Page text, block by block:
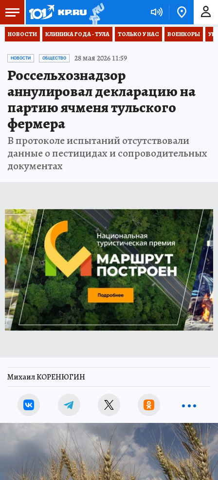
НОВОСТИ КЛИНИКА ГОДА - ТУЛА ТОЛЬКО У НАС ВОЕНКОРЫ
НОВОСТИ ОБЩЕСТВО 28 мая 2026 11:59
Россельхознадзор
аннулировал декларацию на
партию ячменя тульского
фермера
В протоколе испытаний отсутствовали
данные о пестицидах и сопроводительных
документах
Михаил КОРЕНЮГИН